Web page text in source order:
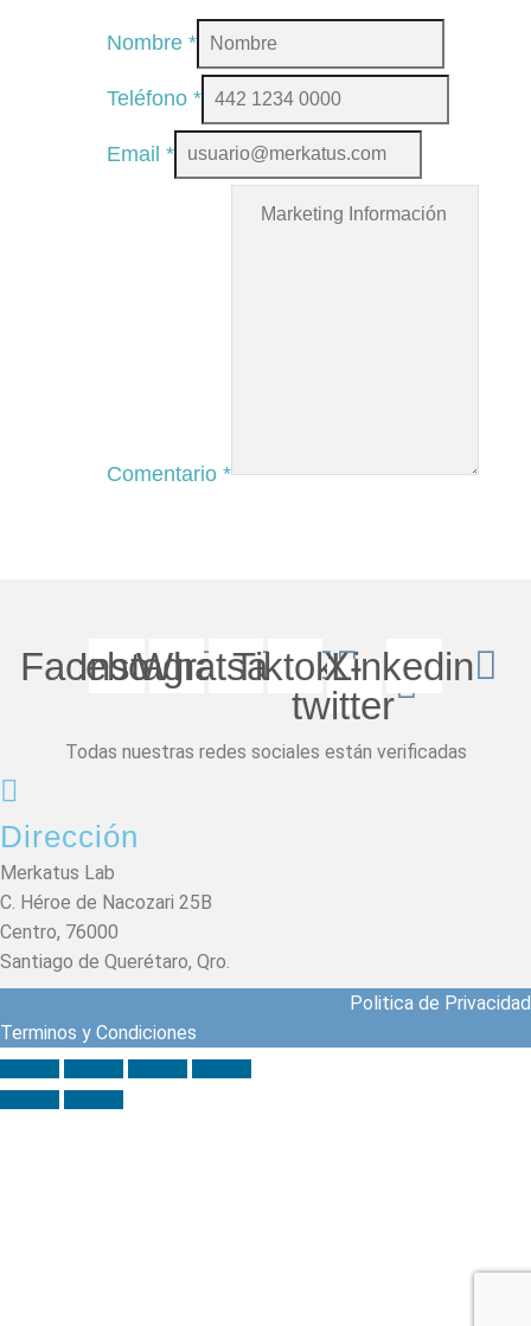
Nombre *
Teléfono *
Email *
Comentario *
Facebook
Instagram
Whatsapp
TiktokX-
twitter
Linkedin
Todas nuestras redes sociales están verificadas
Dirección
Merkatus Lab
C. Héroe de Nacozari 25B
Centro, 76000
Santiago de Querétaro, Qro.
Politica de Privacidad
Terminos y Condiciones